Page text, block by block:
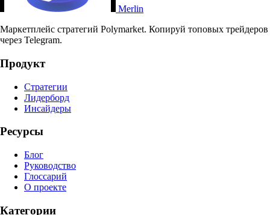
Merlin
Маркетплейс стратегий Polymarket. Копируй топовых трейдеров
через Telegram.
Продукт
Стратегии
Лидерборд
Инсайдеры
Ресурсы
Блог
Руководство
Глоссарий
О проекте
Категории